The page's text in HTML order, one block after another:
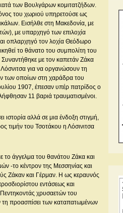
των Βουλγάρων κομιτατζήδων.
του χωριού υπηρετούσε ως
Εισήλθε στη Μακεδονία, με
με υπαρχηγό των επιλοχία
οπλαρχηγό τον λοχία Θεόδωρο
το θάνατο του συμπολίτη του
με τον καπετάν Ζάκα
για να οργανώσουν τη
των οποίων στη χαράδρα του
1907, έπεσαν υπέρ πατρίδος ο
11 βαριά τραυματισμένοι.
αλλά σε μια ένδοξη στιγμή,
τιμήν του Τσοτάκου η Λόσινιτσα
άγγελμα του θανάτου Ζάκα και
-το κέντρον της Μεσσηνίας και
Ζάκαν και Γέρμαν. Η ως κεραυνός
εντάσεως και
χρυσαετών του
τη προασπίσει των καταπατωμένων